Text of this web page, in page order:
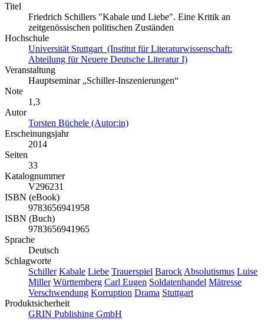
Titel
Friedrich Schillers "Kabale und Liebe". Eine Kritik an
zeitgenössischen politischen Zuständen
Hochschule
Universität Stuttgart (Institut für Literaturwissenschaft:
Abteilung für Neuere Deutsche Literatur I)
Veranstaltung
Hauptseminar „Schiller-Inszenierungen“
Note
1,3
Autor
Torsten Büchele (Autor:in)
Erscheinungsjahr
2014
Seiten
33
Katalognummer
V296231
ISBN (eBook)
9783656941958
ISBN (Buch)
9783656941965
Sprache
Deutsch
Schlagworte
Schiller Kabale Liebe Trauerspiel Barock Absolutismus Luise
Miller Württemberg Carl Eugen Soldatenhandel Mätresse
Verschwendung Korruption Drama Stuttgart
Produktsicherheit
GRIN Publishing GmbH